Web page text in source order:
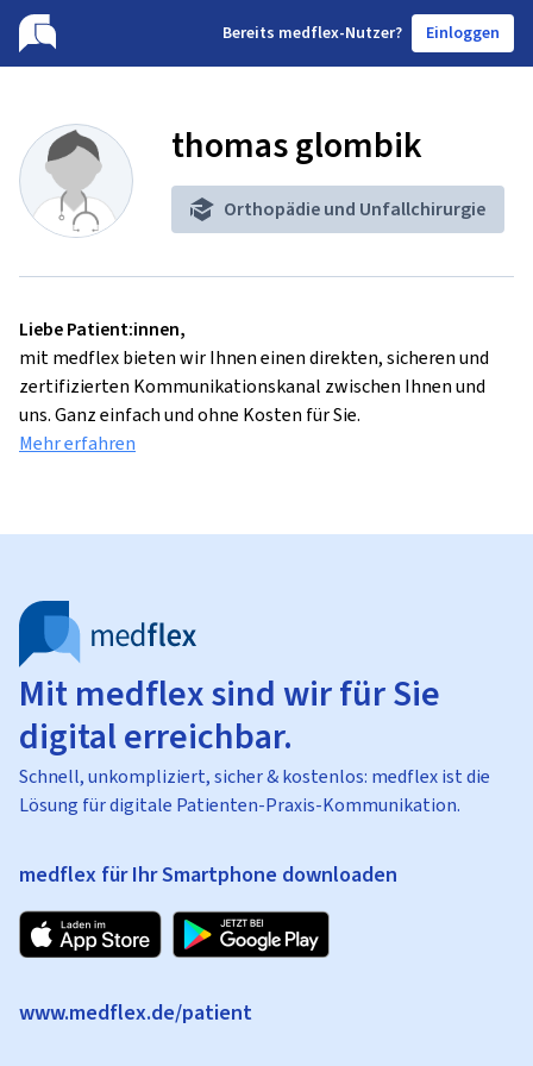
Bereits medflex-Nutzer? Einloggen
thomas glombik
Orthopädie und Unfallchirurgie
Liebe Patient:innen,
mit medflex bieten wir Ihnen einen direkten, sicheren und
zertifizierten Kommunikationskanal zwischen Ihnen und
uns. Ganz einfach und ohne Kosten für Sie.
Mehr erfahren
Mit medflex sind wir für Sie
digital erreichbar.
Schnell, unkompliziert, sicher & kostenlos: medflex ist die
Lösung für digitale Patienten-Praxis-Kommunikation.
medflex für Ihr Smartphone downloaden
www.medflex.de/patient